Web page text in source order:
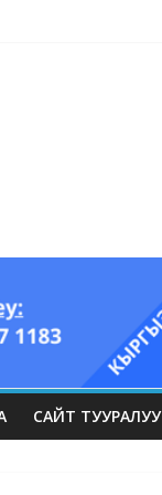
САЙТ ТУУРАЛУУ